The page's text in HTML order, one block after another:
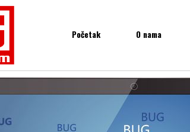
Početak O nama